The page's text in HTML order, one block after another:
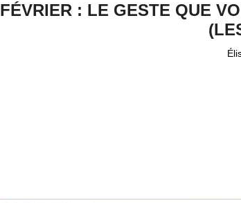
FÉVRIER : LE GESTE QUE